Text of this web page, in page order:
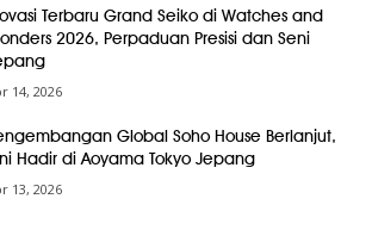
Terbaru Grand Seiko di Watches and
2026, Perpaduan Presisi dan Seni
14, 2026
Global Soho House Berlanjut,
Hadir di Aoyama Tokyo Jepang
13, 2026